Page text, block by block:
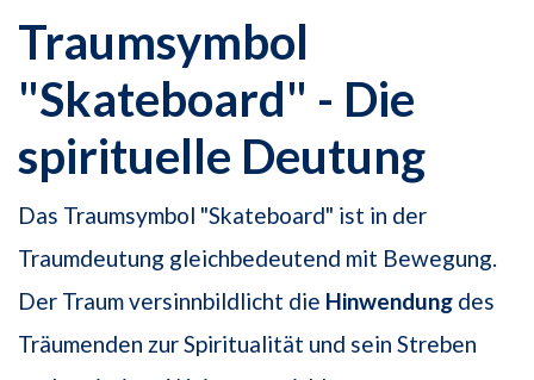
Traumsymbol
"Skateboard" - Die
spirituelle Deutung
Das Traumsymbol "Skateboard" ist in der
Traumdeutung gleichbedeutend mit Bewegung.
Der Traum versinnbildlicht die Hinwendung des
Träumenden zur Spiritualität und sein Streben